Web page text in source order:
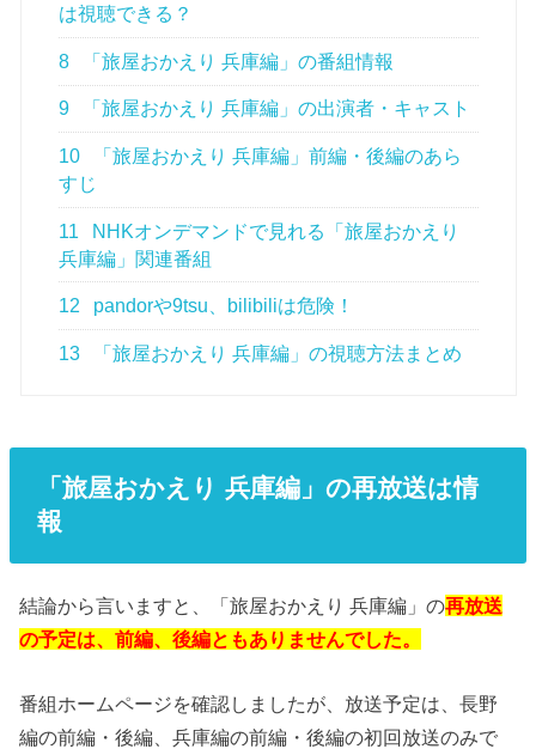
は視聴できる？
8 「旅屋おかえり 兵庫編」の番組情報
9 「旅屋おかえり 兵庫編」の出演者・キャスト
10
「旅屋おかえり 兵庫編」前編・後編のあら
すじ
11
NHKオンデマンドで見れる「旅屋おかえり
兵庫編」関連番組
12 pandorや9tsu、bilibiliは危険！
13 「旅屋おかえり 兵庫編」の視聴方法まとめ
「旅屋おかえり 兵庫編」の再放送は情
報
結論から言いますと、「旅屋おかえり 兵庫編」の再放送
の予定は、前編、後編ともありませんでした。
番組ホームページを確認しましたが、放送予定は、長野
編の前編・後編、兵庫編の前編・後編の初回放送のみで